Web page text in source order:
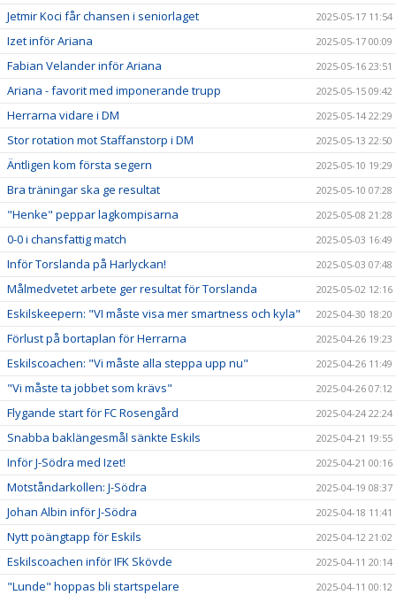
Jetmir Koci får chansen i seniorlaget 2025-05-17 11:54
Izet inför Ariana 2025-05-17 00:09
Fabian Velander inför Ariana 2025-05-16 23:51
Ariana - favorit med imponerande trupp 2025-05-15 09:42
Herrarna vidare i DM 2025-05-14 22:29
Stor rotation mot Staffanstorp i DM 2025-05-13 22:50
Äntligen kom första segern 2025-05-10 19:29
Bra träningar ska ge resultat 2025-05-10 07:28
"Henke" peppar lagkompisarna 2025-05-08 21:28
0-0 i chansfattig match 2025-05-03 16:49
Inför Torslanda på Harlyckan! 2025-05-03 07:48
Målmedvetet arbete ger resultat för Torslanda 2025-05-02 12:16
Eskilskeepern: "VI måste visa mer smartness och kyla" 2025-04-30 18:20
Förlust på bortaplan för Herrarna 2025-04-26 19:23
Eskilscoachen: "Vi måste alla steppa upp nu" 2025-04-26 11:49
"Vi måste ta jobbet som krävs" 2025-04-26 07:12
Flygande start för FC Rosengård 2025-04-24 22:24
Snabba baklängesmål sänkte Eskils 2025-04-21 19:55
Inför J-Södra med Izet! 2025-04-21 00:16
Motståndarkollen: J-Södra 2025-04-19 08:37
Johan Albin inför J-Södra 2025-04-18 11:41
Nytt poängtapp för Eskils 2025-04-12 21:02
Eskilscoachen inför IFK Skövde 2025-04-11 20:14
"Lunde" hoppas bli startspelare 2025-04-11 00:12